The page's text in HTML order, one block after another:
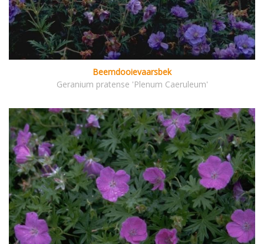
Beemdooievaarsbek
Geranium pratense 'Plenum Caeruleum'